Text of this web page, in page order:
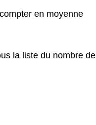
en moyenne
la liste du nombre de